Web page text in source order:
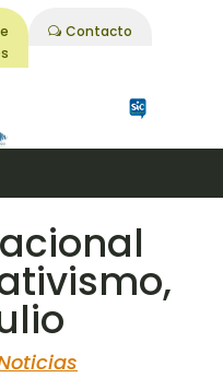
Contacto